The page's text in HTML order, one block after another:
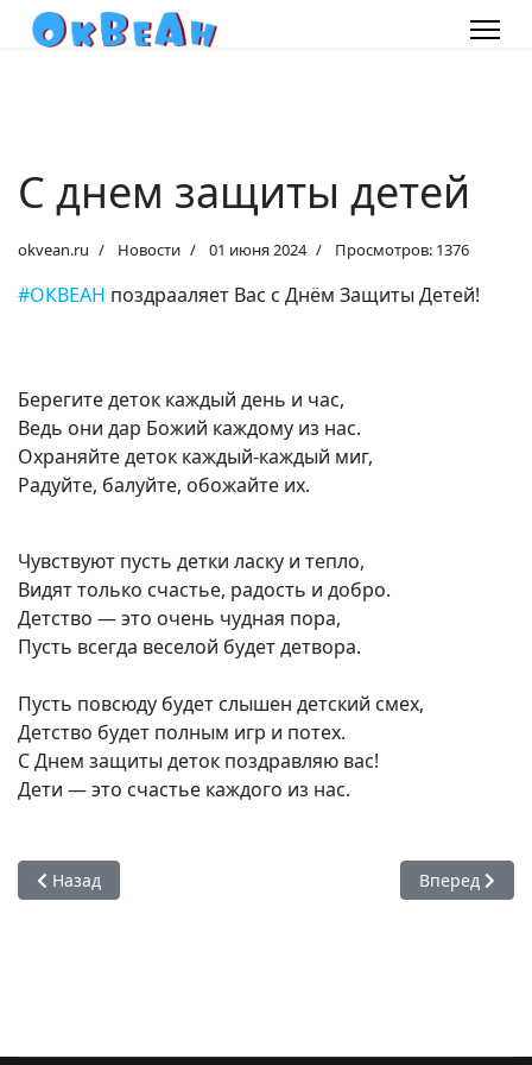
С днем защиты детей
okvean.ru Новости 01 июня 2024 Просмотров: 1376
#ОКВЕАН поздрааляет Вас с Днём Защиты Детей!
Берегите деток каждый день и час,
Ведь они дар Божий каждому из нас.
Охраняйте деток каждый-каждый миг,
Радуйте, балуйте, обожайте их.
Чувствуют пусть детки ласку и тепло,
Видят только счастье, радость и добро.
Детство — это очень чудная пора,
Пусть всегда веселой будет детвора.
Пусть повсюду будет слышен детский смех,
Детство будет полным игр и потех.
С Днем защиты деток поздравляю вас!
Дети — это счастье каждого из нас.
Предыдущий: Мастер-классы и занимательные игры
Назад Следующий:
Вперед